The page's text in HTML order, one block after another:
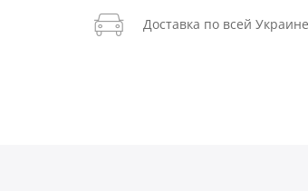
Доставка по всей Украине